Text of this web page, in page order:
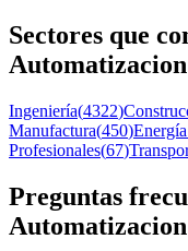
Sectores que
Ingeniería(4322)
Manufactura(450)
Profesionales(67)
Preguntas